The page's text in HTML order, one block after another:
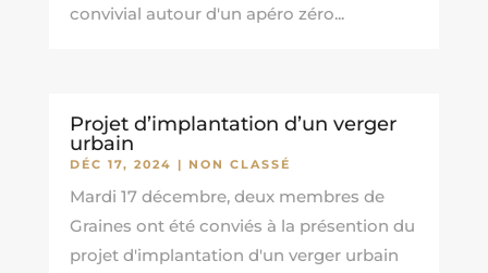
convivial autour d'un apéro zéro...
Projet d’implantation d’un verger
urbain
DÉC 17, 2024 | NON CLASSÉ
Mardi 17 décembre, deux membres de
Graines ont été conviés à la présention du
projet d'implantation d'un verger urbain